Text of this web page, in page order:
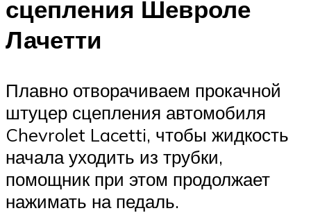
сцепления Шевроле
Лачетти
Плавно отворачиваем прокачной
штуцер сцепления автомобиля
Chevrolet Lacetti, чтобы жидкость
начала уходить из трубки,
помощник при этом продолжает
нажимать на педаль.